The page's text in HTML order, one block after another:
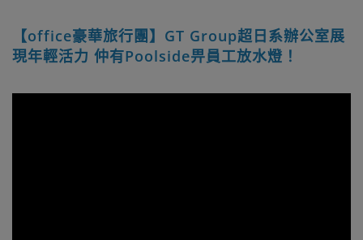
【office豪華旅行團】GT Group超日系辦公室展
現年輕活力 仲有Poolside畀員工放水燈！